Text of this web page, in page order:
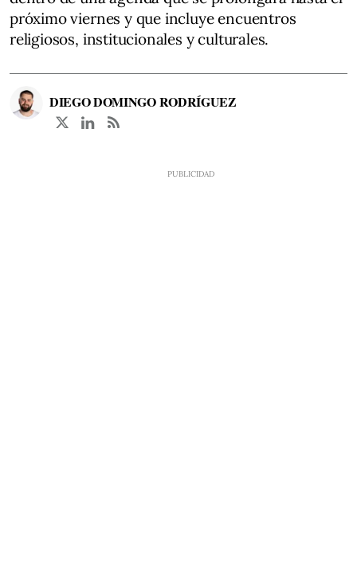
próximo viernes y que incluye encuentros
religiosos, institucionales y culturales.
DIEGO DOMINGO RODRÍGUEZ